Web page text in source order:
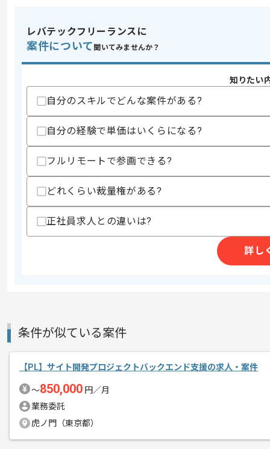
求めるスキル
・要件定義以降一貫した開発経験
歓迎スキル
・BigQueryの経験
上記に似た経験やスキルをお持ちであれば申
精算・お支払い
精算条件
精算基準時間
140時間〜200時間
募集人数
エージェントからのコ
メント
複数案件を保有している企業ですので、
レバテックフリーランスに
案件について 聞いてみませんか？
知りたい
自分のスキルでどんな案件がある?
自分の経験で単価はいくらになる?
フルリモートで参画できる?
どれくらい裁量権がある?
正社員求人との違いは?
詳し
条件が似ている案件
【PL】サイト開発プロジェクトバックエンド支援の求人・案件
〜850,000 円／月
業務委託
虎ノ門（東京都）